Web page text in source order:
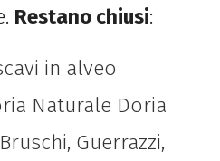
Restano chiusi:
in alveo
Naturale Doria
Guerrazzi,